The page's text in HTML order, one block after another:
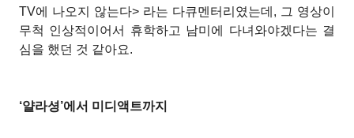
TV에 나오지 않는다> 라는 다큐멘터리였는데, 그 영상이
무척 인상적이어서 휴학하고 남미에 다녀와야겠다는 결
심을 했던 것 같아요.
‘얄라셩’에서 미디액트까지